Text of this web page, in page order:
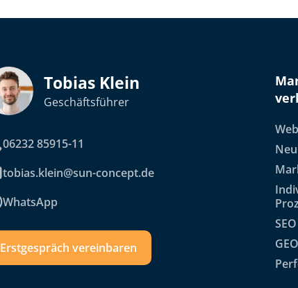
Tobias Klein
Geschäftsführer
06232 85915-11
tobias.klein@sun-concept.de
WhatsApp
Erstgespräch vereinbaren